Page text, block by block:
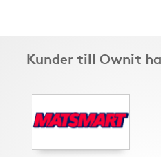
Kunder till Ownit